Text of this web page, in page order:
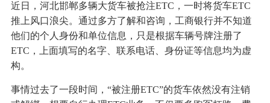
近日，河北邯郸多辆大货车被抢注ETC，一时将货车ETC
推上风口浪尖。通过多方了解和咨询，工商银行并不知道
他们的个人身份和单位信息，只是根据车辆号牌注册了
ETC，上面填写的名字、联系电话、身份证等信息均为虚
构。
事情过去了一段时间，“被注册ETC”的货车依然没有注销